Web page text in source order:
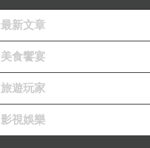
最新文章
美食饗宴
旅遊玩家
影視娛樂